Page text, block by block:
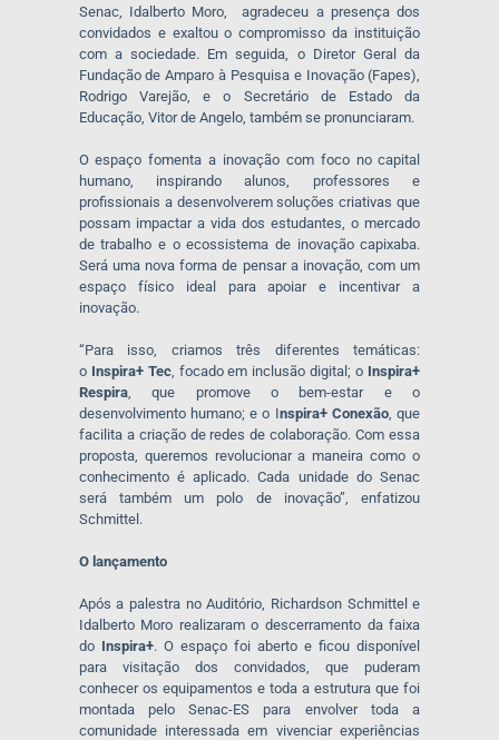
Senac, Idalberto Moro, agradeceu a presença dos
convidados e exaltou o compromisso da instituição
com a sociedade. Em seguida, o Diretor Geral da
Fundação de Amparo à Pesquisa e Inovação (Fapes),
Rodrigo Varejão, e o Secretário de Estado da
Educação, Vitor de Angelo, também se pronunciaram.
O espaço fomenta a inovação com foco no capital
humano, inspirando alunos, professores e
profissionais a desenvolverem soluções criativas que
possam impactar a vida dos estudantes, o mercado
de trabalho e o ecossistema de inovação capixaba.
Será uma nova forma de pensar a inovação, com um
espaço físico ideal para apoiar e incentivar a
inovação.
“Para isso, criamos três diferentes temáticas:
oInspira+ Tec, focado em inclusão digital; o Inspira+
Respira, que promove o bem-estar e o
desenvolvimento humano; e o Inspira+ Conexão, que
facilita a criação de redes de colaboração. Com essa
proposta, queremos revolucionar a maneira como o
conhecimento é aplicado. Cada unidade do Senac
será também um polo de inovação”, enfatizou
Schmittel.
O lançamento
Após a palestra no Auditório, Richardson Schmittel e
Idalberto Moro realizaram o descerramento da faixa
do Inspira+. O espaço foi aberto e ficou disponível
para visitação dos convidados, que puderam
conhecer os equipamentos e toda a estrutura que foi
montada pelo Senac-ES para envolver toda a
comunidade interessada em vivenciar experiências